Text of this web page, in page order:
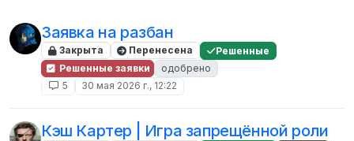
Заявка на разбан
Закрыта Перенесена
Решенные
Решенные заявки
одобрено
5
30 мая 2026 г., 12:22
Кэш Картер | Игра запрещённой роли